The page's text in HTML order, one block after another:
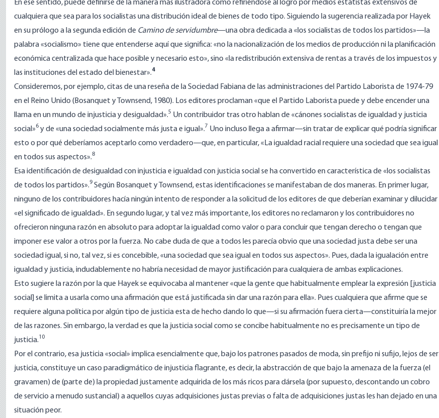
En ese sentido, puede definirse de la manera más ilustradora como refiriéndose al logro por medios estatistas extensivos de
cualquiera que sea para los socialistas una distribución ideal de bienes de todo tipo. Siguiendo la sugerencia realizada por Hayek
en su prólogo a la segunda edición de Camino de servidumbre—una obra dedicada a «los socialistas de todos los partidos»—la
palabra «socialismo» tiene que entenderse aquí que significa: «no la nacionalización de los medios de producción ni la planificación
económica centralizada que hace posible y necesario esto», sino «la redistribución extensiva de rentas a través de los impuestos y
las instituciones del estado del bienestar».4
Consideremos, por ejemplo, citas de una reseña de la Sociedad Fabiana de las administraciones del Partido Laborista de 1974-79
en el Reino Unido (Bosanquet y Townsend, 1980). Los editores proclaman «que el Partido Laborista puede y debe encender una
llama en un mundo de injusticia y desigualdad».5 Un contribuidor tras otro hablan de «cánones socialistas de igualdad y justicia
social»6 y de «una sociedad socialmente más justa e igual».7 Uno incluso llega a afirmar—sin tratar de explicar qué podría significar
esto o por qué deberíamos aceptarlo como verdadero—que, en particular, «La igualdad racial requiere una sociedad que sea igual
en todos sus aspectos».8
Esa identificación de desigualdad con injusticia e igualdad con justicia social se ha convertido en característica de «los socialistas
de todos los partidos».9 Según Bosanquet y Townsend, estas identificaciones se manifestaban de dos maneras. En primer lugar,
ninguno de los contribuidores hacía ningún intento de responder a la solicitud de los editores de que deberían examinar y dilucidar
«el significado de igualdad». En segundo lugar, y tal vez más importante, los editores no reclamaron y los contribuidores no
ofrecieron ninguna razón en absoluto para adoptar la igualdad como valor o para concluir que tengan derecho o tengan que
imponer ese valor a otros por la fuerza. No cabe duda de que a todos les parecía obvio que una sociedad justa debe ser una
sociedad igual, si no, tal vez, si es concebible, «una sociedad que sea igual en todos sus aspectos». Pues, dada la igualación entre
igualdad y justicia, indudablemente no habría necesidad de mayor justificación para cualquiera de ambas explicaciones.
Esto sugiere la razón por la que Hayek se equivocaba al mantener «que la gente que habitualmente emplear la expresión [justicia
social] se limita a usarla como una afirmación que está justificada sin dar una razón para ella». Pues cualquiera que afirme que se
requiere alguna política por algún tipo de justicia esta de hecho dando lo que—si su afirmación fuera cierta—constituiría la mejor
de las razones. Sin embargo, la verdad es que la justicia social como se concibe habitualmente no es precisamente un tipo de
justicia.10
Por el contrario, esa justicia «social» implica esencialmente que, bajo los patrones pasados de moda, sin prefijo ni sufijo, lejos de ser
justicia, constituye un caso paradigmático de injusticia flagrante, es decir, la abstracción de que bajo la amenaza de la fuerza (el
gravamen) de (parte de) la propiedad justamente adquirida de los más ricos para dársela (por supuesto, descontando un cobro
de servicio a menudo sustancial) a aquellos cuyas adquisiciones justas previas o falta de adquisiciones justas les han dejado en una
situación peor.